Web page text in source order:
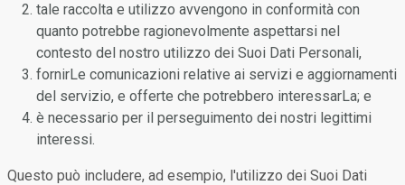
tale raccolta e utilizzo avvengono in conformità con
quanto potrebbe ragionevolmente aspettarsi nel
contesto del nostro utilizzo dei Suoi Dati Personali,
fornirLe comunicazioni relative ai servizi e aggiornamenti
del servizio, e offerte che potrebbero interessarLa; e
è necessario per il perseguimento dei nostri legittimi
interessi.
Questo può includere, ad esempio, l'utilizzo dei Suoi Dati